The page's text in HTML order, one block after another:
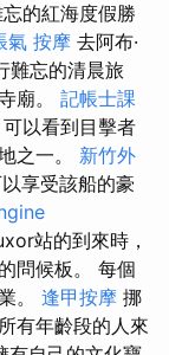
的紅海度假勝
氣 按摩 去阿布·
難忘的清晨旅
廟。 記帳士課
以看到目擊者
之一。 新竹外
享受該船的豪
站的到來時，
問候板。 每個
。 逢甲按摩 挪
有年齡段的人來